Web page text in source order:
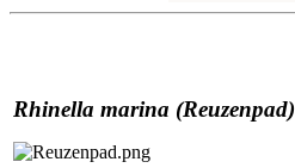
Rhinella marina (Reuzenpad)